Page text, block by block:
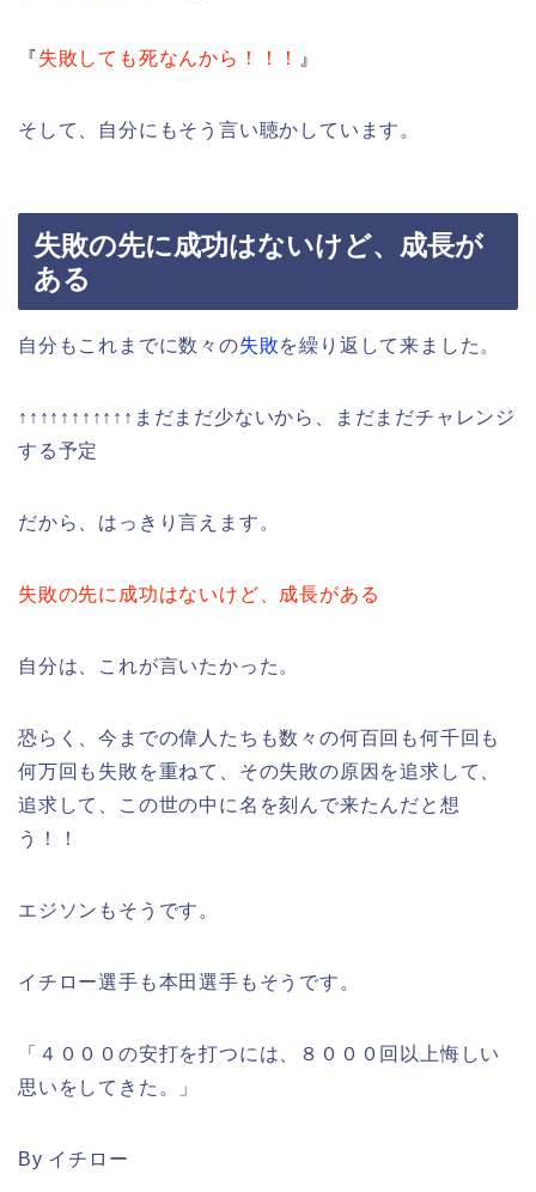
『 失敗しても死なんから！！！ 』
そして、自分にもそう言い聴かしています。
失敗の先に成功はないけど、成長が
ある
自分もこれまでに数々の失敗を繰り返して来ました。
↑↑↑↑↑↑↑↑↑↑↑まだまだ少ないから、まだまだチャレンジ
する予定
だから、はっきり言えます。
失敗の先に成功はないけど、成長がある
自分は、これが言いたかった。
恐らく、今までの偉人たちも数々の何百回も何千回も
何万回も失敗を重ねて、その失敗の原因を追求して、
追求して、この世の中に名を刻んで来たんだと想
う！！
エジソンもそうです。
イチロー選手も本田選手もそうです。
「４０００の安打を打つには、８０００回以上悔しい
思いをしてきた。」
By イチロー